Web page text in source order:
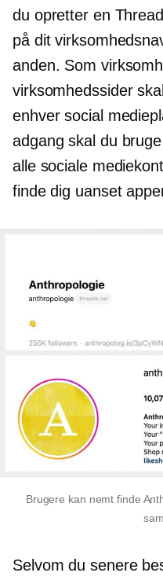
du opretter en
på dit
anden. Som
virksomhedssider
enhver social
adgang skal du
alle sociale
finde dig uanset
Brugere kan nemt finde
Selvom du senere